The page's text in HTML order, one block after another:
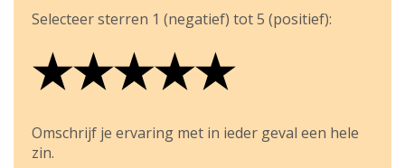
Selecteer sterren 1 (negatief) tot 5 (positief):
★
★★
★★★
★★★★
★★★★★
Omschrijf je ervaring met in ieder geval een hele
zin.